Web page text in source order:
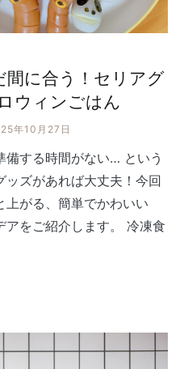
間に合う！セリアグ
ウィンごはん
年10月27日
備する時間がない… という
ズがあれば大丈夫！今回
上がる、簡単でかわいい
アをご紹介します。 冷凍食